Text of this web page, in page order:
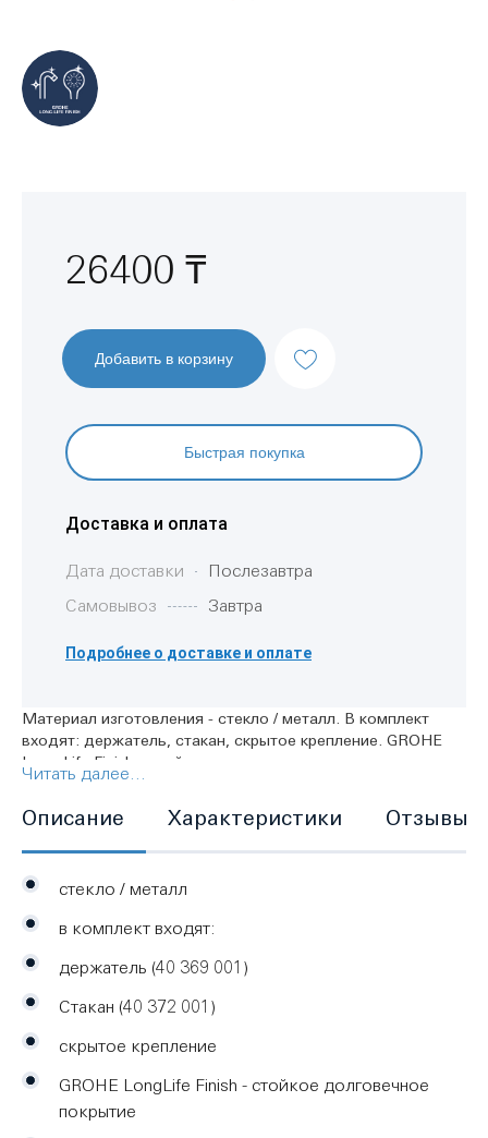
началу
галереи
изображений
26400 ₸
Добавить в корзину
Быстрая покупка
Доставка и оплата
Дата доставки
Послезавтра
Самовывоз
Завтра
Подробнее о доставке и оплате
Материал изготовления - стекло / металл. В комплект
входят: держатель, стакан, скрытое крепление. GROHE
Long-Life Finish - стойкое долговечное покрытие подходит
для прикручивания (шурупы и дюбели в комплекте) или
Читать далее...
Описание
стекло / металл
в комплект входят:
держатель (40 369 001)
Стакан (40 372 001)
скрытое крепление
GROHE LongLife Finish - стойкое долговечное
покрытие
Характеристики Отзывы